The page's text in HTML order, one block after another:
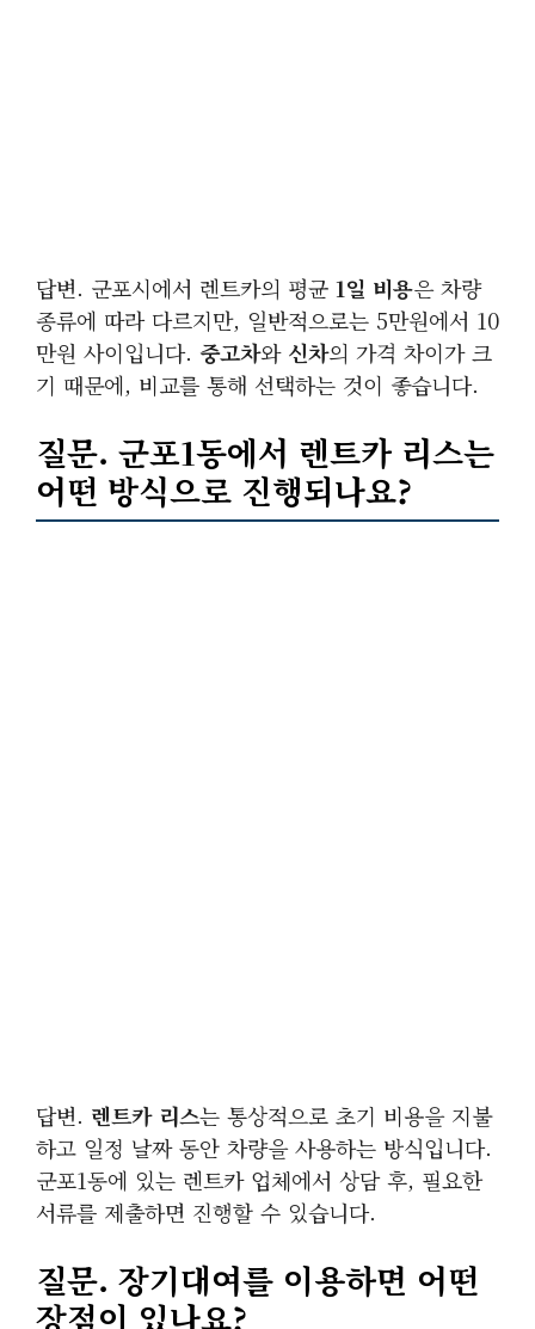
답변. 군포시에서 렌트카의 평균 1일 비용은 차량
종류에 따라 다르지만, 일반적으로는 5만원에서 10
만원 사이입니다. 중고차와 신차의 가격 차이가 크
기 때문에, 비교를 통해 선택하는 것이 좋습니다.
질문. 군포1동에서 렌트카 리스는
어떤 방식으로 진행되나요?
답변. 렌트카 리스는 통상적으로 초기 비용을 지불
하고 일정 날짜 동안 차량을 사용하는 방식입니다.
군포1동에 있는 렌트카 업체에서 상담 후, 필요한
서류를 제출하면 진행할 수 있습니다.
질문. 장기대여를 이용하면 어떤
장점이 있나요?